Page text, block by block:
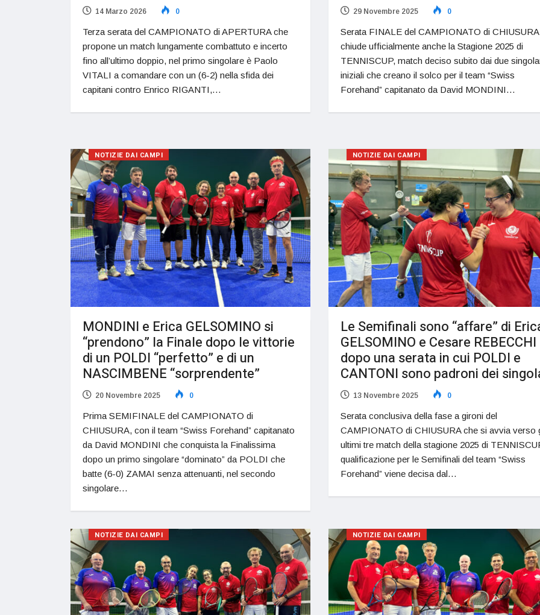
14 Marzo 2026 0
Terza serata del CAMPIONATO di APERTURA che
propone un match lungamente combattuto e incerto
fino all’ultimo doppio, nel primo singolare è Paolo
VITALI a comandare con un (6-2) nella sfida dei
capitani contro Enrico RIGANTI,…
29 Novembre 2025 0
Serata FINALE del CAMPIONATO di
chiude ufficialmente anche la Stagione 2025 di
TENNISCUP, match deciso subito dai due
iniziali che creano il solco per il team “Swiss
Forehand” capitanato da David MONDINI…
NOTIZIE DAI CAMPI
MONDINI e Erica GELSOMINO si
“prendono” la Finale dopo le vittorie
di un POLDI “perfetto” e di un
NASCIMBENE “sorprendente”
20 Novembre 2025 0
Prima SEMIFINALE del CAMPIONATO di
CHIUSURA, con il team “Swiss Forehand” capitanato
da David MONDINI che conquista la Finalissima
dopo un primo singolare “dominato” da POLDI che
batte (6-0) ZAMAI senza attenuanti, nel secondo
singolare…
NOTIZIE DAI CAMPI
Le Semifinali sono “affare” di
GELSOMINO e Cesare REBECCHI
dopo una serata in cui POLDI e
CANTONI sono padroni dei
13 Novembre 2025 0
Serata conclusiva della fase a gironi del
CAMPIONATO di CHIUSURA che si avvia verso
ultimi tre match della stagione 2025 di
qualificazione per le Semifinali del team “Swiss
Forehand” viene decisa dal…
NOTIZIE DAI CAMPI NOTIZIE DAI CAMPI